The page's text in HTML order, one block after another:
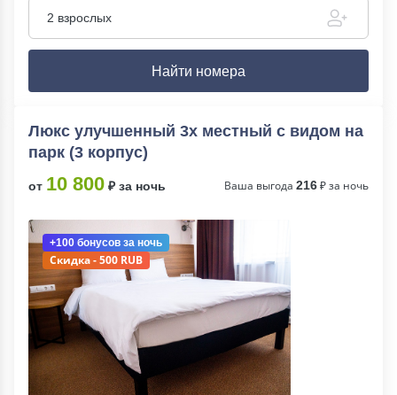
2 взрослых
Найти номера
Люкс улучшенный 3х местный с видом на
парк (3 корпус)
от 10 800 ₽ за ночь Ваша выгода 216₽ за ночь
+100 бонусов за ночь
Скидка - 500 RUB